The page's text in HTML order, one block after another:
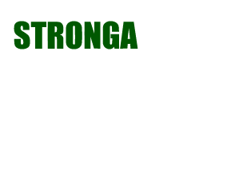
huvudnavigering
huvudinnehåll
det
sidfot